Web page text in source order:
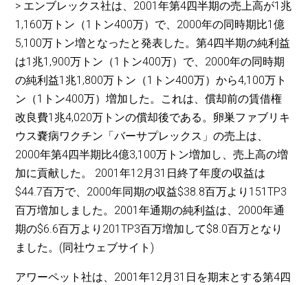
> エンブレックス社は、2001年第4四半期の売上高が1兆
1,160万トン（1トン400万）で、2000年の同時期比1億
5,100万トン増となったと発表した。第4四半期の純利益
は1兆1,900万トン（1トン400万）で、2000年の同時期
の純利益1兆1,800万トン（1トン400万）から4,100万ト
ン（1トン400万）増加した。これは、償却前の賃借権
改良費1兆4,020万トンの償却後である。卵巣ファブリキ
ウス嚢病ワクチン「バーサプレックス」の売上は、
2000年第4四半期比4億3,100万トン増加し、売上高の増
加に貢献した。 2001年12月31日終了年度の収益は
$44.7百万で、2000年同期の収益$38.8百万より151TP3
百万増加しました。2001年通期の純利益は、2000年通
期の$6.6百万より201TP3百万増加して$8.0百万となり
ました。(同社ウェブサイト)
アワーペット社は、2001年12月31日を期末とする第4四